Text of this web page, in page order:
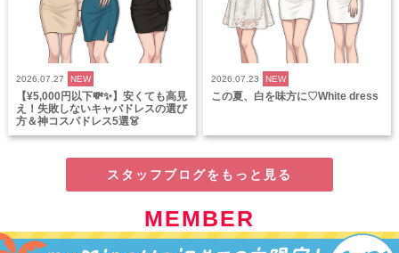
2026.07.27 NEW
【¥5,000円以下💸✨】安くても高見
え！失敗しないキャバドレスの選び
方＆神コスパドレス5選👗
2026.07.23 NEW
この夏、白を味方に♡White dress
スタッフブログをもっと見る
MEMBER